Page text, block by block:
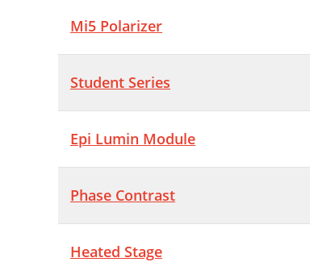
Mi5 Polarizer
Student Series
Epi Lumin Module
Phase Contrast
Heated Stage